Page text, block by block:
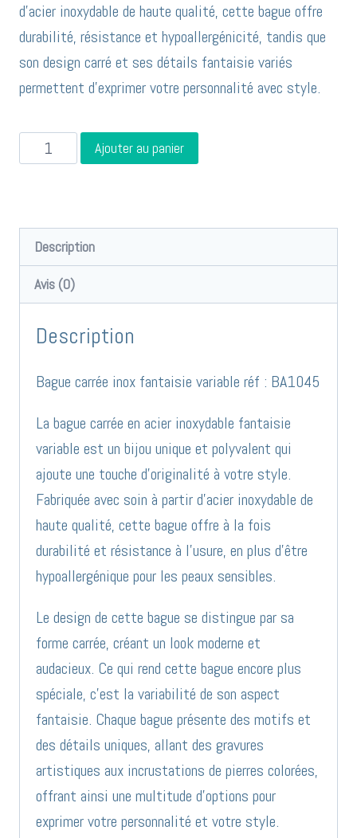
d’acier inoxydable de haute qualité, cette bague offre
durabilité, résistance et hypoallergénicité, tandis que
son design carré et ses détails fantaisie variés
permettent d’exprimer votre personnalité avec style.
quantité
de
inox
fantaisie
variable
BA1045
Ajouter au panier
Description
Avis (0)
Description
Bague carrée inox fantaisie variable réf : BA1045
La bague carrée en acier inoxydable fantaisie
variable est un bijou unique et polyvalent qui
ajoute une touche d’originalité à votre style.
Fabriquée avec soin à partir d’acier inoxydable de
haute qualité, cette bague offre à la fois
durabilité et résistance à l’usure, en plus d’être
hypoallergénique pour les peaux sensibles.
Le design de cette bague se distingue par sa
forme carrée, créant un look moderne et
audacieux. Ce qui rend cette bague encore plus
spéciale, c’est la variabilité de son aspect
fantaisie. Chaque bague présente des motifs et
des détails uniques, allant des gravures
artistiques aux incrustations de pierres colorées,
offrant ainsi une multitude d’options pour
exprimer votre personnalité et votre style.